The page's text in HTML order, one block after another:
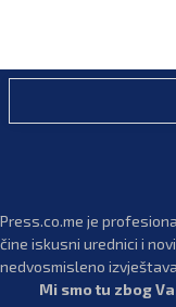
Press.co.me je
čine iskusni urednici i
nedvosmisleno
Mi smo tu zbog